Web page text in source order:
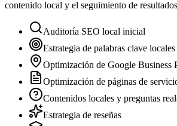
contenido local y el seguimiento de
Auditoría SEO local inicial
Estrategia de palabras clave locales
Optimización de Google Business
Optimización de páginas de
Contenidos locales y preguntas
Estrategia de reseñas